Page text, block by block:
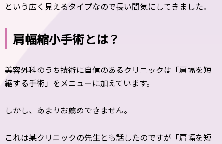
という広く見えるタイプなので長い間気にしてきました。
肩幅縮小手術とは？
美容外科のうち技術に自信のあるクリニックは「肩幅を短
縮する手術」をメニューに加えています。
しかし、あまりお薦めできません。
これは某クリニックの先生とも話したのですが「肩幅を短